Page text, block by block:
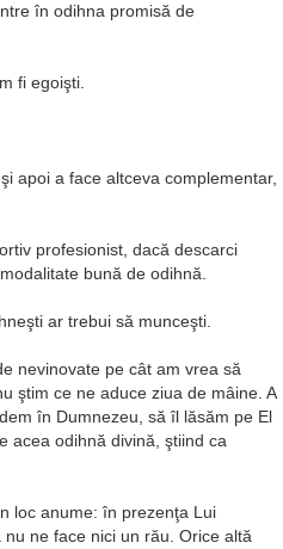
în odihna promisă de
fi egoişti.
apoi a face altceva complementar,
profesionist, dacă descarci
bună de odihnă.
ar trebui să munceşti.
nevinovate pe cât am vrea să
ştim ce ne aduce ziua de mâine. A
în Dumnezeu, să îl lăsăm pe El
acea odihnă divină, ştiind ca
loc anume: în prezenţa Lui
ne face nici un rău. Orice altă